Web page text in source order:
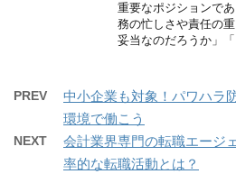
重要なポジションで
務の忙しさや責任の
妥当なのだろうか」
PREV
中小企業も対象！パワハラ
環境で働こう
NEXT
会計業界専門の転職エージ
率的な転職活動とは？